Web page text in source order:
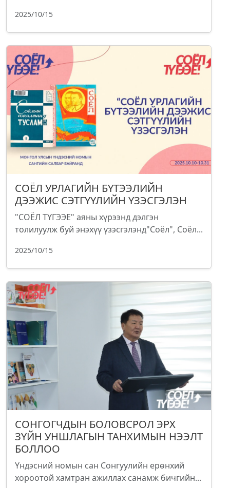
2025/10/15
СОЁЛ УРЛАГИЙН БҮТЭЭЛИЙН
ДЭЭЖИС СЭТГҮҮЛИЙН ҮЗЭСГЭЛЭН
"СОЁЛ ТҮГЭЭЕ" аяны хүрээнд дэлгэн
толилуулж буй энэхүү үзэсгэлэнд"Соёл", Соёл...
2025/10/15
СОНГОГЧДЫН БОЛОВСРОЛ ЭРХ
ЗҮЙН УНШЛАГЫН ТАНХИМЫН НЭЭЛТ
БОЛЛОО
Үндэсний номын сан Сонгуулийн ерөнхий
хороотой хамтран ажиллах санамж бичгийн...